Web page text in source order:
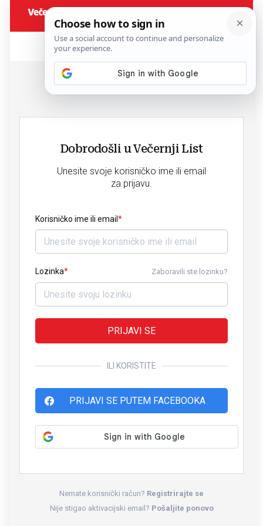
Dobrodošli u Večernji List
Unesite svoje korisničko ime ili email
za prijavu.
Korisničko ime ili email
Lozinka Zaboravili ste lozinku?
PRIJAVI SE
ILI KORISTITE
PRIJAVI SE PUTEM FACEBOOKA
Nemate korisnički račun? Registrirajte se
Nije stigao aktivacijski email? Pošaljite ponovo